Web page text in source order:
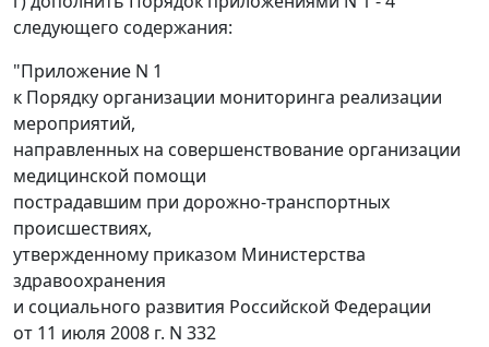
следующего содержания:
"Приложение N 1
к Порядку организации мониторинга реализации
мероприятий,
направленных на совершенствование организации
медицинской помощи
пострадавшим при дорожно-транспортных
происшествиях,
утвержденному приказом Министерства
здравоохранения
и социального развития Российской Федерации
от 11 июля 2008 г. N 332